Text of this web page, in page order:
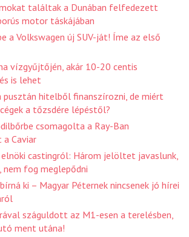
találtak a Dunában felfedezett
motor táskájában
a Volkswagen új SUV-ját! Íme az első
vízgyűjtőjén, akár 10-20 centis
is lehet
pusztán hitelből finanszírozni, de miért
a tőzsdére lépéstől?
csomagolta a Ray-Ban
a Caviar
castingról: Három jelöltet javaslunk,
fog meglepődni
ki – Magyar Péternek nincsenek jó hírei
száguldott az M1-esen a terelésben,
ment utána!